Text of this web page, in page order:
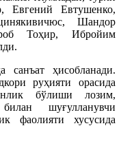
Евгений Евтушенко,
Шандор
Тоҳир, Ибройим
ҳисобланади.
руҳияти орасида
бўлиши лозим,
шуғулланувчи
фаолияти хусусида